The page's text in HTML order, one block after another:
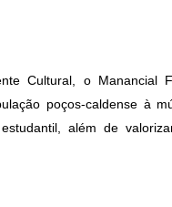
Cultural, o Manancial
poços-caldense à
além de